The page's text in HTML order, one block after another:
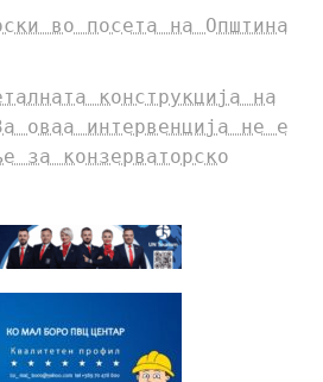
во посета на Општина
конструкција на
оваа интервенција не е
за конзерваторско